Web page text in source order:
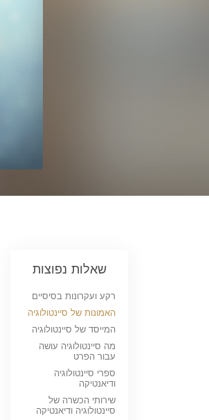
שאלות נפוצות
רקע ועקרונות בסיסיים
האמונות של סיינטולוגיה
המייסד של סיינטולוגיה
מה סיינטולוגיה עושה
עבור הפרט
ספרי סיינטולוגיה
ודיאנטיקה
שירותי הכשרה של
סיינטולוגיה ודיאנטיקה